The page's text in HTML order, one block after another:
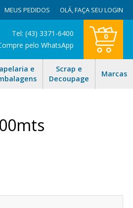
MEUS PEDIDOS OLÁ,FAÇA SEU LOGIN
Tel: (43) 3371-6400
pelo WhatsApp
0
e
Scrap e
Decoupage
Marcas